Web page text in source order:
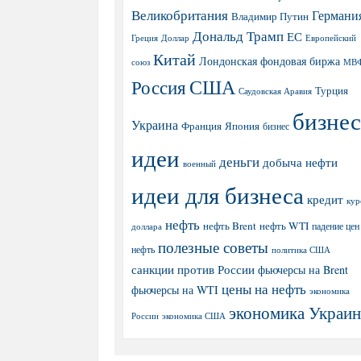
Великобритания Владимир Путин
Греция Доллар Дональд Трамп ЕС Европейский
союз Китай Лондонская фондовая биржа
РоссияСША Саудовская Аравия Турция
Украина Франция Япония бизнес бизнес
идеи военный деньги добыча нефти
идеи для бизнеса кредит
доллара нефть нефть Brent нефть WTI падение
нефть полезные советы политика США
санкции против России фьючерсы на Brent
фьючерсы на WTI цены на нефть экономика
России экономика США экономика